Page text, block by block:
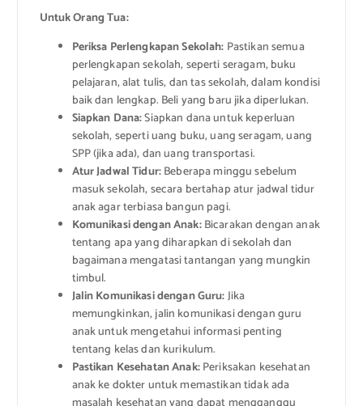
Untuk Orang Tua:
Periksa Perlengkapan Sekolah: Pastikan semua
perlengkapan sekolah, seperti seragam, buku
pelajaran, alat tulis, dan tas sekolah, dalam kondisi
baik dan lengkap. Beli yang baru jika diperlukan.
Siapkan Dana:Siapkan dana untuk keperluan
sekolah, seperti uang buku, uang seragam, uang
SPP (jika ada), dan uang transportasi.
Atur Jadwal Tidur:Beberapa minggu sebelum
masuk sekolah, secara bertahap atur jadwal tidur
anak agar terbiasa bangun pagi.
Komunikasi dengan Anak:Bicarakan dengan anak
tentang apa yang diharapkan di sekolah dan
bagaimana mengatasi tantangan yang mungkin
timbul.
Jalin Komunikasi dengan Guru:Jika
memungkinkan, jalin komunikasi dengan guru
anak untuk mengetahui informasi penting
tentang kelas dan kurikulum.
Pastikan Kesehatan Anak:Periksakan kesehatan
anak ke dokter untuk memastikan tidak ada